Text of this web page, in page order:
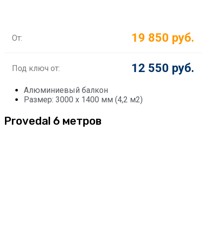
От: 19 850 руб.
Под ключ от: 12 550 руб.
Алюминиевый балкон
Размер: 3000 х 1400 мм (4,2 м2)
Provedal 6 метров